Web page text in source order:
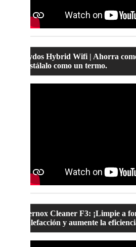
Lydos Hybrid Wifi | Ahorra
instálalo como un termo.
Fernox Cleaner F3: ¡Limpie a
calefacción y aumente la